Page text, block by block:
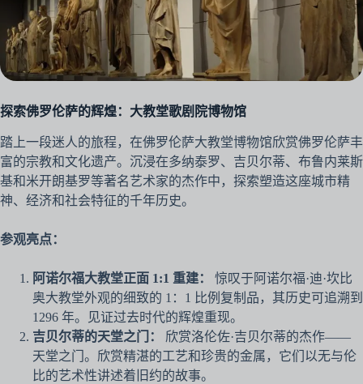
探索佛罗伦萨的辉煌：大教堂歌剧院博物馆
踏上一段迷人的旅程，在佛罗伦萨大教堂博物馆欣赏佛罗伦萨丰
富的宗教和文化遗产。沉浸在多纳泰罗、吉贝尔蒂、布鲁内莱斯
基和米开朗基罗等著名艺术家的杰作中，探索塑造这座城市精
神、经济和社会特征的千年历史。
参观亮点：
阿诺尔福大教堂正面 1:1 重建：
惊叹于阿诺尔福·迪·坎比
奥大教堂外观的细致的 1：1 比例复制品，其历史可追溯到
1296 年。见证过去时代的辉煌重现。
吉贝尔蒂的天堂之门：
欣赏洛伦佐·吉贝尔蒂的杰作——
天堂之门。欣赏精湛的工艺和珍贵的金属，它们以无与伦
比的艺术性讲述着旧约的故事。